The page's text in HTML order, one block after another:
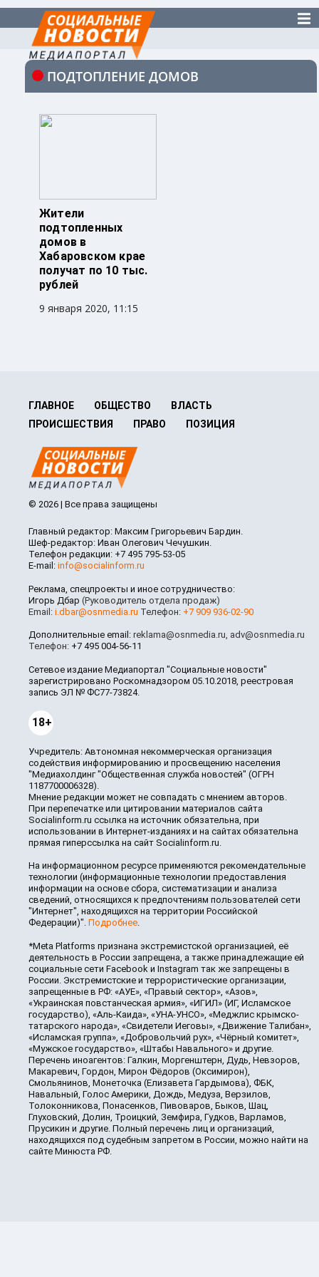
ПОДТОПЛЕНИЕ ДОМОВ
Жители
подтопленных
домов в
Хабаровском крае
получат по 10 тыс.
рублей
9 января 2020, 11:15
ГЛАВНОЕ ОБЩЕСТВО
ВЛАСТЬ
ПРОИСШЕСТВИЯ
ПРАВО ПОЗИЦИЯ
© 2026 | Все права защищены
Главный редактор: Максим Григорьевич Бардин.
Шеф-редактор: Иван Олегович Чечушкин.
Телефон редакции: +7 495 795-53-05
E-mail: info@socialinform.ru
Реклама, спецпроекты и иное сотрудничество:
Игорь Дбар (Руководитель отдела продаж)
Email: i.dbar@osnmedia.ru Телефон: +7 909 936-02-90
Дополнительные email: reklama@osnmedia.ru, adv@osnmedia.ru
Телефон: +7 495 004-56-11
Сетевое издание Медиапортал "Социальные новости"
зарегистрировано Роскомнадзором 05.10.2018, реестровая
запись ЭЛ № ФС77-73824.
18+
Учредитель: Автономная некоммерческая организация
содействия информированию и просвещению населения
"Медиахолдинг "Общественная служба новостей" (ОГРН
1187700006328).
Мнение редакции может не совпадать с мнением авторов.
При перепечатке или цитировании материалов сайта
Socialinform.ru ссылка на источник обязательна, при
использовании в Интернет-изданиях и на сайтах обязательна
прямая гиперссылка на сайт Socialinform.ru.
На информационном ресурсе применяются рекомендательные
технологии (информационные технологии предоставления
информации на основе сбора, систематизации и анализа
сведений, относящихся к предпочтениям пользователей сети
"Интернет", находящихся на территории Российской
Федерации)". Подробнее.
*Meta Platforms признана экстремистской организацией, её
деятельность в России запрещена, а также принадлежащие ей
социальные сети Facebook и Instagram так же запрещены в
России. Экстремистские и террористические организации,
запрещенные в РФ: «АУЕ», «Правый сектор», «Азов»,
«Украинская повстанческая армия», «ИГИЛ» (ИГ, Исламское
государство), «Аль-Каида», «УНА-УНСО», «Меджлис крымско-
татарского народа», «Свидетели Иеговы», «Движение Талибан»,
«Исламская группа», «Добровольчий рух», «Чёрный комитет»,
«Мужское государство», «Штабы Навального» и другие.
Перечень иноагентов: Галкин, Моргенштерн, Дудь, Невзоров,
Макаревич, Гордон, Мирон Фёдоров (Оксимирон),
Смольянинов, Монеточка (Елизавета Гардымова), ФБК,
Навальный, Голос Америки, Дождь, Медуза, Верзилов,
Толоконникова, Понасенков, Пивоваров, Быков, Шац,
Глуховский, Долин, Троицкий, Земфира, Гудков, Варламов,
Прусикин и другие. Полный перечень лиц и организаций,
находящихся под судебным запретом в России, можно найти на
сайте Минюста РФ.